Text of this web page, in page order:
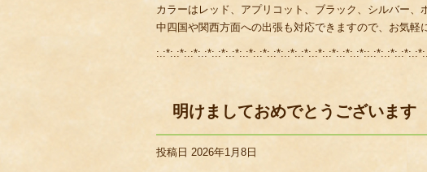
カラーはレッド、アプリコット、ブラック、シルバー
中四国や関西方面への出張も対応できますので、お気
明けましておめでとうございます
投稿日 2026年1月8日